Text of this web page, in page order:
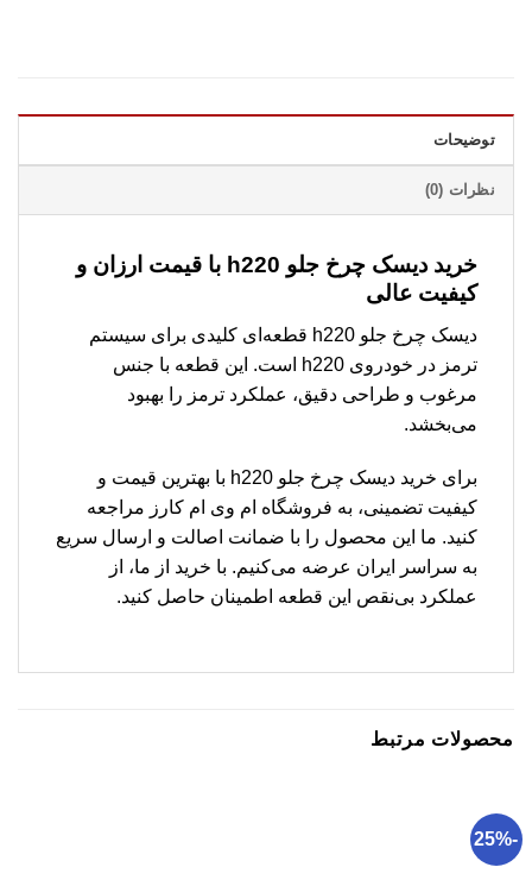
توضیحات
نظرات (0)
خرید دیسک چرخ جلو h220 با قیمت ارزان و
کیفیت عالی
دیسک چرخ جلو h220 قطعه‌ای کلیدی برای سیستم
ترمز در خودروی h220 است. این قطعه با جنس
مرغوب و طراحی دقیق، عملکرد ترمز را بهبود
می‌بخشد.
برای خرید دیسک چرخ جلو h220 با بهترین قیمت و
کیفیت تضمینی، به فروشگاه ام وی ام کارز مراجعه
کنید. ما این محصول را با ضمانت اصالت و ارسال سریع
به سراسر ایران عرضه می‌کنیم. با خرید از ما، از
عملکرد بی‌نقص این قطعه اطمینان حاصل کنید.
محصولات مرتبط
-25%